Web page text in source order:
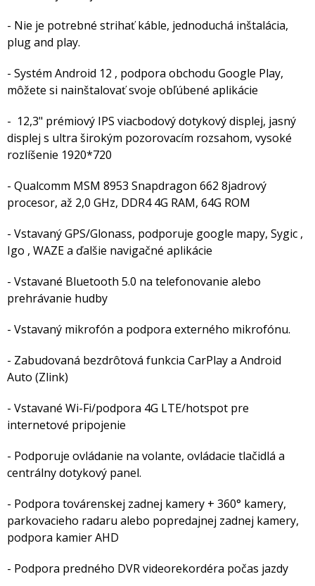
- Nie je potrebné strihať káble, jednoduchá inštalácia,
plug and play.
- Systém Android 12 , podpora obchodu Google Play,
môžete si nainštalovať svoje obľúbené aplikácie
- 12,3" prémiový IPS viacbodový dotykový displej, jasný
displej s ultra širokým pozorovacím rozsahom, vysoké
rozlíšenie 1920*720
- Qualcomm MSM 8953 Snapdragon 662 8jadrový
procesor, až 2,0 GHz, DDR4 4G RAM, 64G ROM
- Vstavaný GPS/Glonass, podporuje google mapy, Sygic ,
Igo , WAZE a ďalšie navigačné aplikácie
- Vstavané Bluetooth 5.0 na telefonovanie alebo
prehrávanie hudby
- Vstavaný mikrofón a podpora externého mikrofónu.
- Zabudovaná bezdrôtová funkcia CarPlay a Android
Auto (Zlink)
- Vstavané Wi-Fi/podpora 4G LTE/hotspot pre
internetové pripojenie
- Podporuje ovládanie na volante, ovládacie tlačidlá a
centrálny dotykový panel.
- Podpora továrenskej zadnej kamery + 360° kamery,
parkovacieho radaru alebo popredajnej zadnej kamery,
podpora kamier AHD
- Podpora predného DVR videorekordéra počas jazdy